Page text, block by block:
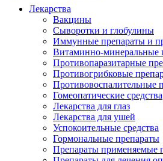
Лекарства
Вакцины
Сыворотки и глобулины
Иммунные препараты и
Витаминно-минеральные
Противопаразитарные
Противогрибковые
Противовоспалительные
Гомеопатические средства
Лекарства для глаз
Лекарства для ушей
Успокоительные средства
Гормональные препараты
Препараты применяемые